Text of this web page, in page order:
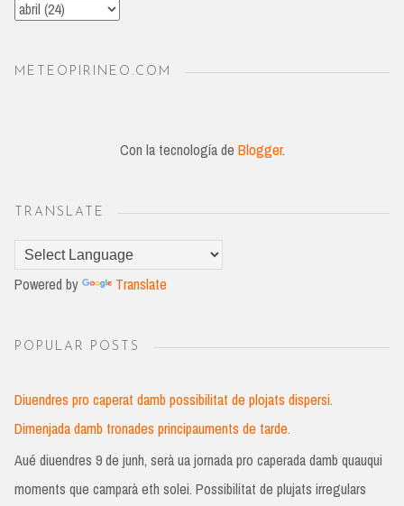
METEOPIRINEO.COM
Con la tecnología de Blogger.
TRANSLATE
Powered by Translate
POPULAR POSTS
Diuendres pro caperat damb possibilitat de plojats dispersi.
Dimenjada damb tronades principauments de tarde.
Aué diuendres 9 de junh, serà ua jornada pro caperada damb quauqui
moments que camparà eth solei. Possibilitat de plujats irregulars